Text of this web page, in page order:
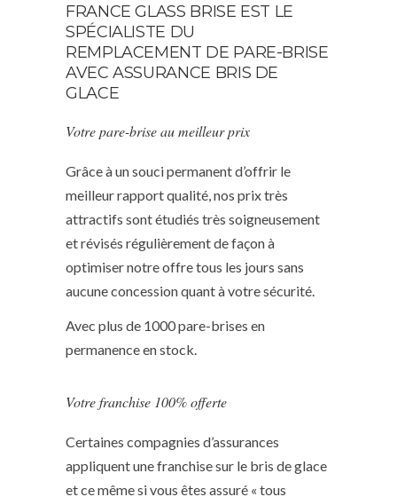
FRANCE GLASS BRISE EST LE
SPÉCIALISTE DU
REMPLACEMENT DE PARE-BRISE
AVEC ASSURANCE BRIS DE
GLACE
Votre pare-brise au meilleur prix
Grâce à un souci permanent d’offrir le
meilleur rapport qualité, nos prix très
attractifs sont étudiés très soigneusement
et révisés régulièrement de façon à
optimiser notre offre tous les jours sans
aucune concession quant à votre sécurité.
Avec plus de 1000 pare-brises en
permanence en stock.
Votre franchise 100% offerte
Certaines compagnies d’assurances
appliquent une franchise sur le bris de glace
et ce même si vous êtes assuré « tous